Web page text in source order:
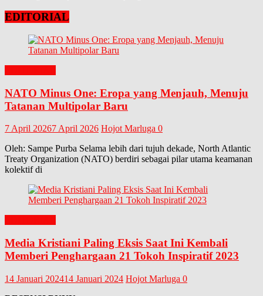
EDITORIAL
NATO Minus One: Eropa yang Menjauh, Menuju
Tatanan Multipolar Baru
7 April 20267 April 2026 Hojot Marluga 0
Oleh: Sampe Purba Selama lebih dari tujuh dekade, North Atlantic
Treaty Organization (NATO) berdiri sebagai pilar utama keamanan
kolektif di
Media Kristiani Paling Eksis Saat Ini Kembali
Memberi Penghargaan 21 Tokoh Inspiratif 2023
14 Januari 202414 Januari 2024 Hojot Marluga 0